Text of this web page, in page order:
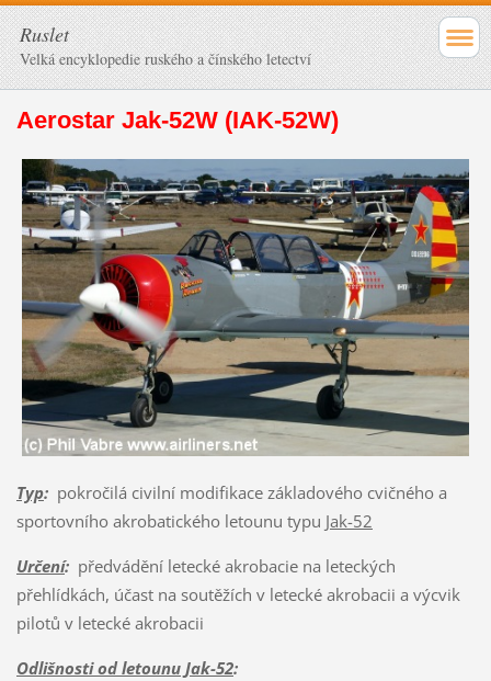
Ruslet
Velká encyklopedie ruského a čínského letectví
Aerostar Jak-52W (IAK-52W)
Typ:pokročilá civilní modifikace základového cvičného a
sportovního akrobatického letounu typu Jak-52
Určení:předvádění letecké akrobacie na leteckých
přehlídkách, účast na soutěžích v letecké akrobacii a výcvik
pilotů v letecké akrobacii
Odlišnosti od letounu Jak-52: